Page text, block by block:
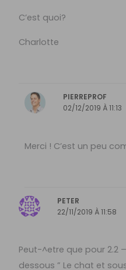
C’est quoi?
Charlotte
PIERREPROF
02/12/2019 À 11:13
Merci ! C’est un peu
PETER
22/11/2019 À 11:58
Peut-^etre que pour 2.2
dessous ” Le chat et